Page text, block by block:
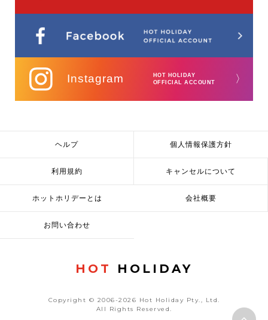
Instagram
HOT HOLIDAY
OFFICIAL ACCOUNT
〉
ヘルプ 個人情報保護方針
利用規約 キャンセルについて
ホットホリデーとは 会社概要
お問い合わせ
HOT HOLIDAY
Copyright © 2006-2026 Hot Holiday Pty., Ltd.
All Rights Reserved.